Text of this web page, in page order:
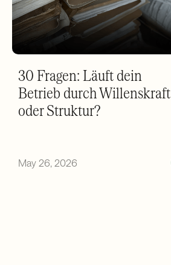
30 Fragen: Läuft dein
Betrieb durch Willenskraft
oder Struktur?
May 26, 2026